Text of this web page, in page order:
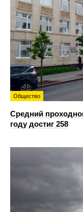
Общество
Средний
году достиг 258